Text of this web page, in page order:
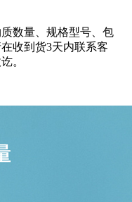
数量、规格型号、包
收到货3天内联系客
。